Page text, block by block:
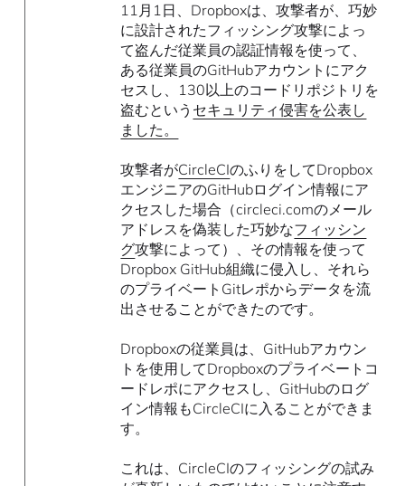
11月1日、Dropboxは、攻撃者が、巧妙
に設計されたフィッシング攻撃によっ
て盗んだ従業員の認証情報を使って、
ある従業員のGitHubアカウントにアク
セスし、130以上のコードリポジトリを
盗むという セキュリティ侵害を公表し
ました。
攻撃者がCircleCIのふりをしてDropbox
エンジニアのGitHubログイン情報にア
クセスした場合（circleci.comのメール
アドレスを偽装した巧妙なフィッシン
グ攻撃によって）、その情報を使って
Dropbox GitHub組織に侵入し、それら
のプライベートGitレポからデータを流
出させることができたのです。
Dropboxの従業員は、GitHubアカウン
トを使用してDropboxのプライベートコ
ードレポにアクセスし、GitHubのログ
イン情報もCircleCIに入ることができま
す。
これは、CircleCIのフィッシングの試み